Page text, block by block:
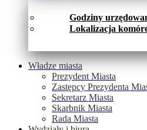
Godziny
Lokalizacja
Władze miasta
Prezydent Miasta
Zastępcy Prezydenta
Sekretarz Miasta
Skarbnik Miasta
Rada Miasta